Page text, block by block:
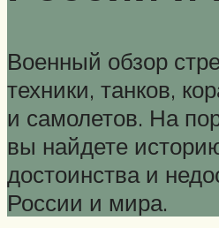
Военный обзор
техники, танков,
и самолетов. На
вы найдете
достоинства и
России и мира.